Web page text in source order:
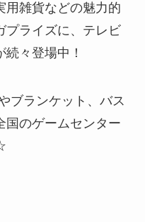
用雑貨などの魅力的
プライズに、テレビ
々登場中！
ブランケット、バス
国のゲームセンター